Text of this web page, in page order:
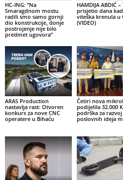
HC-ING: “Na
Smaragdnom mostu
radili smo samo gornji
dio konstrukcije, donje
postrojenje nije bilo
predmet ugovora”
HAMDIJA ABDIĆ
prisjetio dana
viteška krenula u
(VIDEO)
ARAS Production
nastavlja rast: Otvoren
konkurs za nove CNC
operatere u Bihaću
Četiri nova
podijelila 32.000
podrška za razvoj
poslovnih ideja